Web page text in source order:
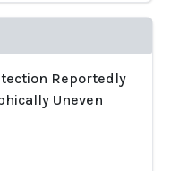
Reportedly
Uneven